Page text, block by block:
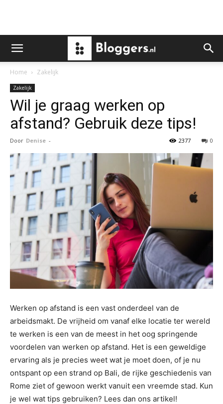
Home Zakelijk
Zakelijk
Wil je graag werken op
afstand? Gebruik deze tips!
Door Denise - 0
2377
Werken op afstand is een vast onderdeel van de
arbeidsmakt. De vrijheid om vanaf elke locatie ter wereld
te werken is een van de meest in het oog springende
voordelen van werken op afstand. Het is een geweldige
ervaring als je precies weet wat je moet doen, of je nu
ontspant op een strand op Bali, de rijke geschiedenis van
Rome ziet of gewoon werkt vanuit een vreemde stad. Kun
je wel wat tips gebruiken? Lees dan ons artikel!